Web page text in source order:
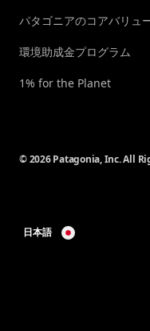
パタゴニアのコアバリュ
環境助成金プログラム
1% for the Planet
© 2026 Patagonia, Inc. All
日本語